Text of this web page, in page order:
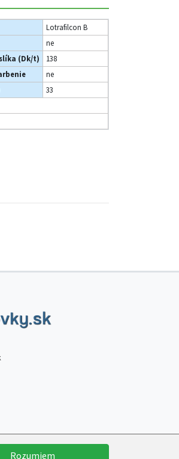
Lotrafilcon B
ne
(Dk/t)
138
ne
33
Rozumiem